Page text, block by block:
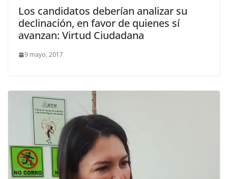
Los candidatos deberían analizar su
declinación, en favor de quienes sí
avanzan: Virtud Ciudadana
9 mayo, 2017